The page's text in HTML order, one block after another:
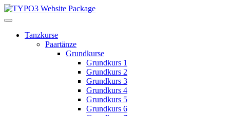
Tanzkurse
Paartänze
Grundkurse
Grundkurs 1
Grundkurs 2
Grundkurs 3
Grundkurs 4
Grundkurs 5
Grundkurs 6